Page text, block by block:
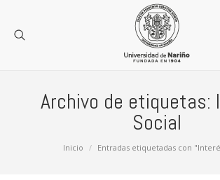
Archivo de etiquetas:
Social
Inicio Entradas etiquetadas con